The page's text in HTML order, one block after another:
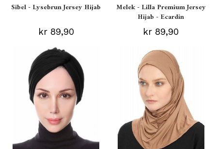
Sibel - Lysebrun Jersey Hijab
kr 89,90
Melek - Lilla Premium Jersey
Hijab - Ecardin
kr 89,90